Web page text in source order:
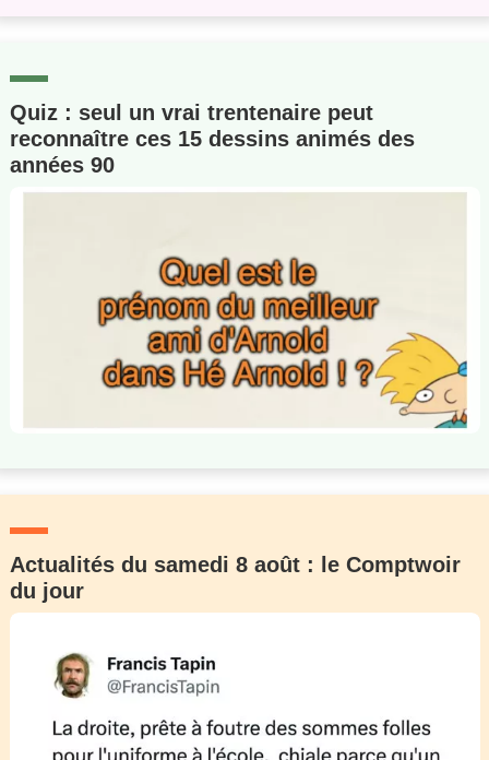
Quiz : seul un vrai trentenaire peut
reconnaître ces 15 dessins animés des
années 90
Actualités du samedi 8 août : le Comptwoir
du jour